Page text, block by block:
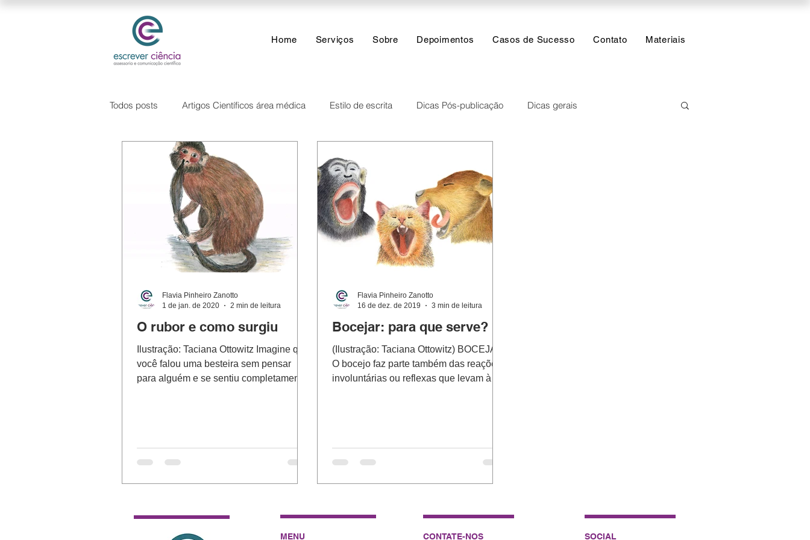
Home Serviços Sobre Depoimentos Casos de Sucesso Contato Materiais
Todos posts Artigos Científicos área médica Estilo de escrita Dicas Pós-publicação Dicas gerais
Hipótese de pesquisa
O rubor e como surgiu
Ilustração: Taciana Ottowitz Imagine que
você falou uma besteira sem pensar
para alguém e se sentiu completamente
Flavia Pinheiro Zanotto
1 de jan. de 2020
2 min de leitura
Bocejar: para que serve?
(Ilustração: Taciana Ottowitz) BOCEJAR
O bocejo faz parte também das reações
involuntárias ou reflexas que levam à
Flavia Pinheiro Zanotto
16 de dez. de 2019
3 min de leitura
MENU CONTATE-NOS SOCIAL